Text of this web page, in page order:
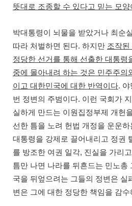
뜻대로 조종할 수 있다고 믿는 모양
박대통령이 뇌물을 받았거나 최순
따라 처벌하면 된다. 하지만 조작된
정당한 선거를 통해 선출한 대통령
중에 몰아내려 하는 것은 민주주의
이고 대한민국에 대한 반역이다. 야
번 정변의 주범이다. 이런 국회가
실하게 만드는 이원집정부제 개헌
선한 틈을 노려 헌법 개정을 운운
대통령을 강제로 끌어내리고 정권
를 방조한 여권 일각, 진실을 가리
틈만 나면 나라를 뒤흔드는 민노총
국을 뒤엎으려는 그들의 정변은 실
변은 그에 대한 정당한 책임을 감